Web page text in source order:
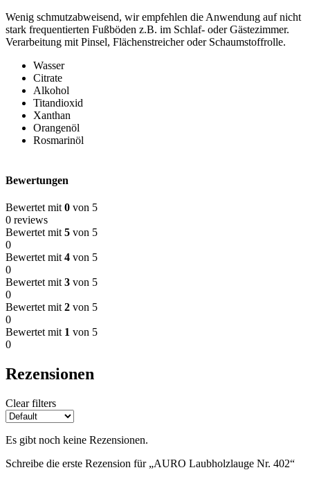
Wenig schmutzabweisend, wir empfehlen die Anwendung auf nicht
stark frequentierten Fußböden z.B. im Schlaf- oder Gästezimmer.
Verarbeitung mit Pinsel, Flächenstreicher oder Schaumstoffrolle.
Wasser
Citrate
Alkohol
Titandioxid
Xanthan
Orangenöl
Rosmarinöl
Bewertungen
Bewertet mit 0 von 5
0 reviews
Bewertet mit 5 von 5
0
Bewertet mit 4 von 5
0
Bewertet mit 3 von 5
0
Bewertet mit 2 von 5
0
Bewertet mit 1 von 5
0
Rezensionen
Clear filters
Es gibt noch keine Rezensionen.
Schreibe die erste Rezension für „AURO Laubholzlauge Nr. 402“